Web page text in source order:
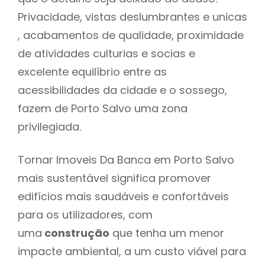
Privacidade, vistas deslumbrantes e unicas
, acabamentos de qualidade, proximidade
de atividades culturias e socias e
excelente equilíbrio entre as
acessibilidades da cidade e o sossego,
fazem de Porto Salvo uma zona
privilegiada.
Tornar Imoveis Da Banca em Porto Salvo
mais sustentável significa promover
edifícios mais saudáveis e confortáveis
para os utilizadores, com
uma construção que tenha um menor
impacte ambiental, a um custo viável para